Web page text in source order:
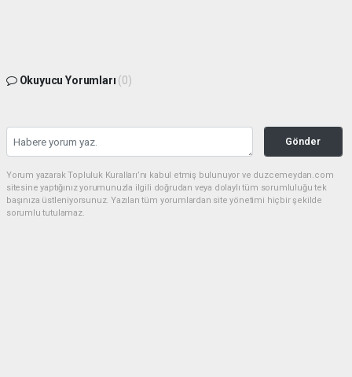
Okuyucu Yorumları (0)
Gönder
Yorum yazarak Topluluk Kuralları’nı kabul etmiş bulunuyor ve duzcemeydan.com
sitesine yaptığınız yorumunuzla ilgili doğrudan veya dolaylı tüm sorumluluğu tek
başınıza üstleniyorsunuz. Yazılan tüm yorumlardan site yönetimi hiçbir şekilde
sorumlu tutulamaz.